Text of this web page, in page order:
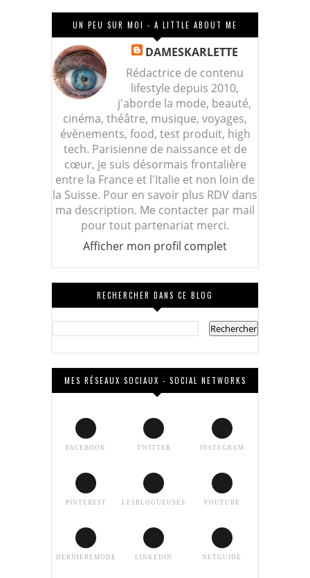
UN PEU SUR MOI - A LITTLE ABOUT ME
DAMESKARLETTE
Rédactrice de contenu
lifestyle depuis 2010,
j'aborde la mode, beauté,
cinéma, théâtre, musique, voyages,
évènements, food, test produit, high
tech. Parisienne de naissance et de
cœur, je suis désormais frontalière
entre la France et l'Italie et non loin de
la Suisse. Pour en savoir plus RDV dans
ma description. Me contacter par mail
pour tout partenariat merci.
Afficher mon profil complet
RECHERCHER DANS CE BLOG
MES RÉSEAUX SOCIAUX - SOCIAL NETWORKS
FACEBOOK TWITTER INSTAGRAM
PINTEREST LESBLOGUEUSES YOUTUBE
DERNIEREMODE LINKEDIN NETGUIDE